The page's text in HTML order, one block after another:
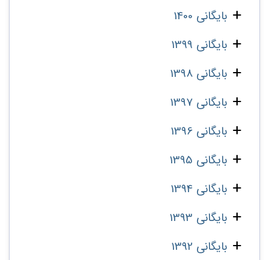
بایگانی 1400
بایگانی 1399
بایگانی 1398
بایگانی 1397
بایگانی 1396
بایگانی 1395
بایگانی 1394
بایگانی 1393
بایگانی 1392